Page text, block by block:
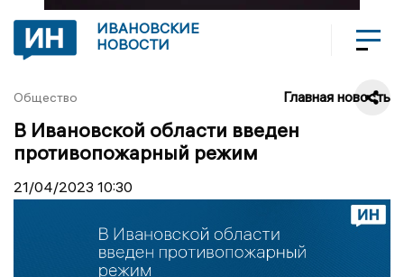
ИВАНОВСКИЕ
НОВОСТИ
Общество Главная новость
В Ивановской области введен
противопожарный режим
21/04/2023 10:30